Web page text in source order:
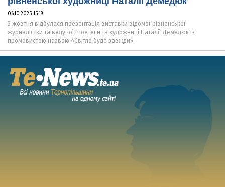
06.10.2025 15:18
3 жовтня відбулася презентація виставки відомої рівненської
журналістки та ведучої, поетеси та художниці Наталії Демедюк із
промовистою назвою «Світло буде завжди».